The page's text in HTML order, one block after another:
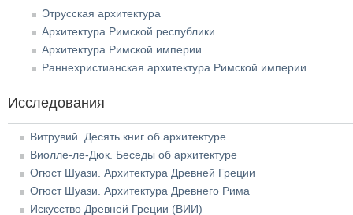
Этрусская архитектура
Архитектура Римской республики
Архитектура Римской империи
Раннехристианская архитектура Римской империи
Исследования
Витрувий. Десять книг об архитектуре
Виолле-ле-Дюк. Беседы об архитектуре
Огюст Шуази. Архитектура Древней Греции
Огюст Шуази. Архитектура Древнего Рима
Искусство Древней Греции (ВИИ)